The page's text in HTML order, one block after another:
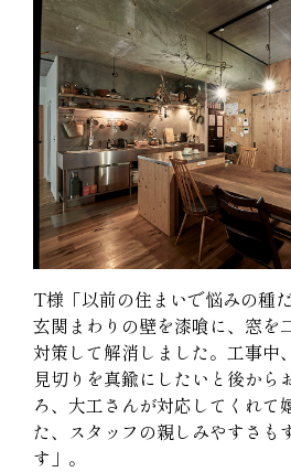
T様「以前の住まいで悩みの種
玄関まわりの壁を漆喰に、窓を
対策して解消しました。工事中
見切りを真鍮にしたいと後から
ろ、大工さんが対応してくれて
た、スタッフの親しみやすさも
す」。